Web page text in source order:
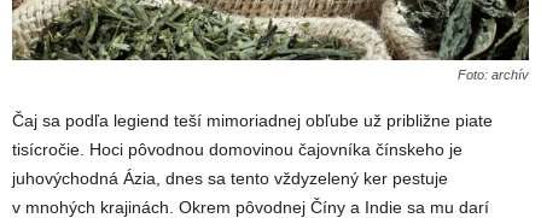
Foto: archív
Čaj sa podľa legiend teší mimoriadnej obľube už približne piate
tisícročie. Hoci pôvodnou domovinou čajovníka čínskeho je
juhovýchodná Ázia, dnes sa tento vždyzelený ker pestuje
v mnohých krajinách. Okrem pôvodnej Číny a Indie sa mu darí